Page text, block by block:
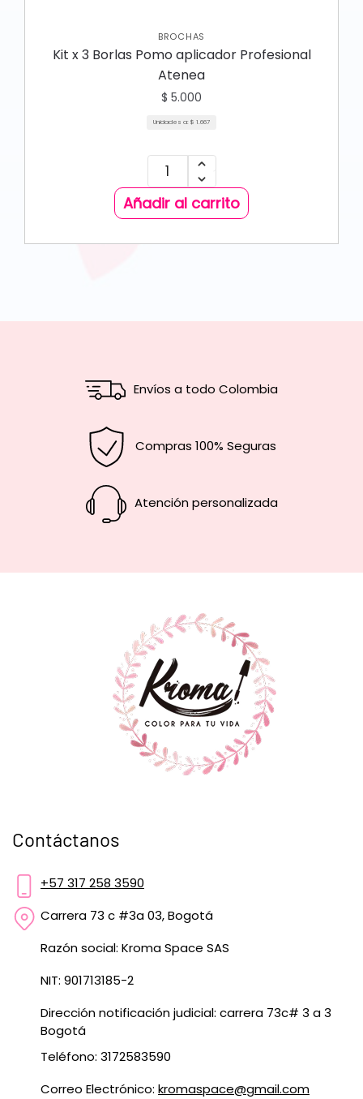
BROCHAS
Kit x 3 Borlas Pomo aplicador Profesional
Atenea
$ 5.000
Unidades a: $ 1.667
Añadir al carrito
Envíos a todo Colombia
Compras 100% Seguras
Atención personalizada
Contáctanos
+57 317 258 3590
Carrera 73 c #3a 03, Bogotá
Razón social: Kroma Space SAS
NIT: 901713185-2
Dirección notificación judicial: carrera 73c# 3 a 3
Bogotá
Teléfono: 3172583590
Correo Electrónico: kromaspace@gmail.com